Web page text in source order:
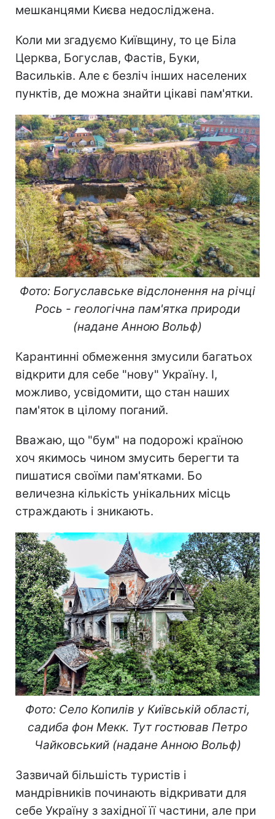
мешканцями Києва недосліджена.
Коли ми згадуємо Київщину, то це Біла
Церква, Богуслав, Фастів, Буки,
Васильків. Але є безліч інших населених
пунктів, де можна знайти цікаві пам'ятки.
Фото: Богуславське відслонення на річці
Рось - геологічна пам'ятка природи
(надане Анною Вольф)
Карантинні обмеження змусили багатьох
відкрити для себе "нову" Україну. І,
можливо, усвідомити, що стан наших
пам'яток в цілому поганий.
Вважаю, що "бум" на подорожі країною
хоч якимось чином змусить берегти та
пишатися своїми пам'ятками. Бо
величезна кількість унікальних місць
страждають і зникають.
Фото: Село Копилів у Київській області,
садиба фон Мекк. Тут гостював Петро
Чайковський (надане Анною Вольф)
Зазвичай більшість туристів і
мандрівників починають відкривати для
себе Україну з західної її частини, але при